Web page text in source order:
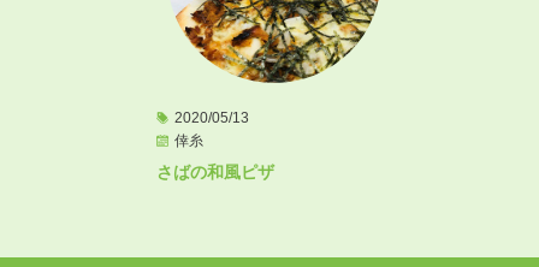
2020/05/13
倖糸
さばの和風ピザ